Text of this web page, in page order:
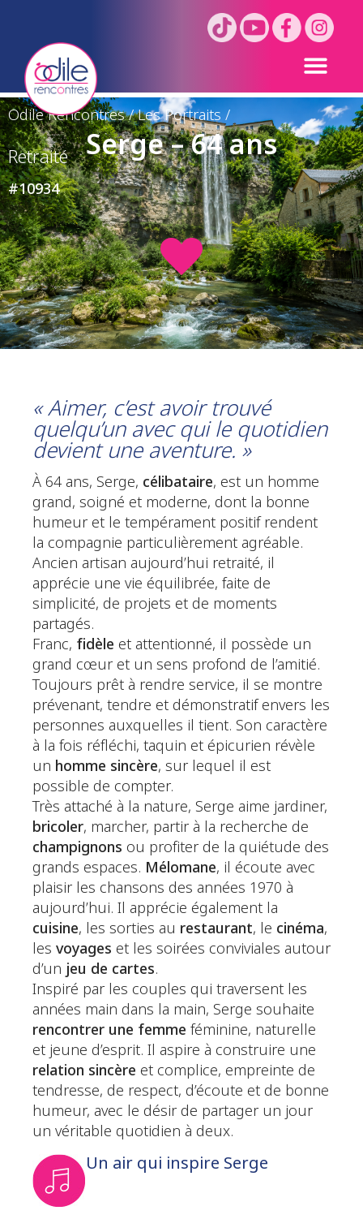
Odile Rencontres/Les Portraits/
Serge – 64 ans
Retraité
#10934
« Aimer, c’est avoir trouvé
quelqu’un avec qui le quotidien
devient une aventure. »
À 64 ans, Serge, célibataire, est un homme
grand, soigné et moderne, dont la bonne
humeur et le tempérament positif rendent
la compagnie particulièrement agréable.
Ancien artisan aujourd’hui retraité, il
apprécie une vie équilibrée, faite de
simplicité, de projets et de moments
partagés.
Franc, fidèle et attentionné, il possède un
grand cœur et un sens profond de l’amitié.
Toujours prêt à rendre service, il se montre
prévenant, tendre et démonstratif envers les
personnes auxquelles il tient. Son caractère
à la fois réfléchi, taquin et épicurien révèle
un homme sincère, sur lequel il est
possible de compter.
Très attaché à la nature, Serge aime jardiner,
bricoler, marcher, partir à la recherche de
champignons ou profiter de la quiétude des
grands espaces. Mélomane, il écoute avec
plaisir les chansons des années 1970 à
aujourd’hui. Il apprécie également la
cuisine, les sorties au restaurant, le cinéma,
les voyages et les soirées conviviales autour
d’un jeu de cartes.
Inspiré par les couples qui traversent les
années main dans la main, Serge souhaite
rencontrer une femme féminine, naturelle
et jeune d’esprit. Il aspire à construire une
relation sincère et complice, empreinte de
tendresse, de respect, d’écoute et de bonne
humeur, avec le désir de partager un jour
un véritable quotidien à deux.
Un air qui inspire Serge